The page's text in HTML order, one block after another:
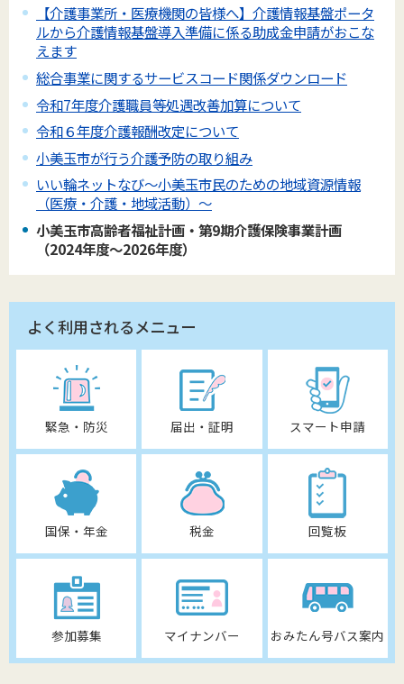
【介護事業所・医療機関の皆様へ】介護情報基盤ポータ
ルから介護情報基盤導入準備に係る助成金申請がおこな
えます
総合事業に関するサービスコード関係ダウンロード
令和7年度介護職員等処遇改善加算について
令和６年度介護報酬改定について
小美玉市が行う介護予防の取り組み
いい輪ネットなび～小美玉市民のための地域資源情報
（医療・介護・地域活動）～
小美玉市高齢者福祉計画・第9期介護保険事業計画
（2024年度～2026年度）
よく利用されるメニュー
緊急・防災 届出・証明 スマート申請
国保・年金 税金 回覧板
参加募集 マイナンバー おみたん号バス案内